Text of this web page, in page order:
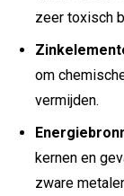
zeer toxisch
om
vermijden.
kernen en
zware